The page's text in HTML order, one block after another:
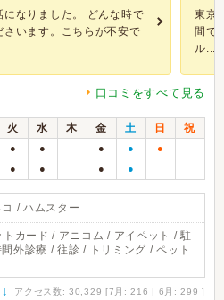
なりました。 どんな時で
さいます。こちらが不安で
東京.
間で
ル...
口コミをすべて見る
火 水 木 金 土 日
祝
● ● ● ● ●
● ● ● ●
/ ハムスター
トカード / アニコム / アイペット / 駐
外診療 / 往診 / トリミング / ペット
↓ アクセス数: 30,329 [7月: 216 | 6月: 299 ]